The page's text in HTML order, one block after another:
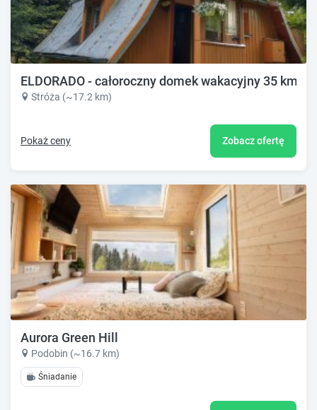
ELDORADO - całoroczny domek wakacyjny 35 km
Stróża (~17.2 km)
Pokaż ceny Zobacz ofertę
Aurora Green Hill
Podobin (~16.7 km)
Śniadanie